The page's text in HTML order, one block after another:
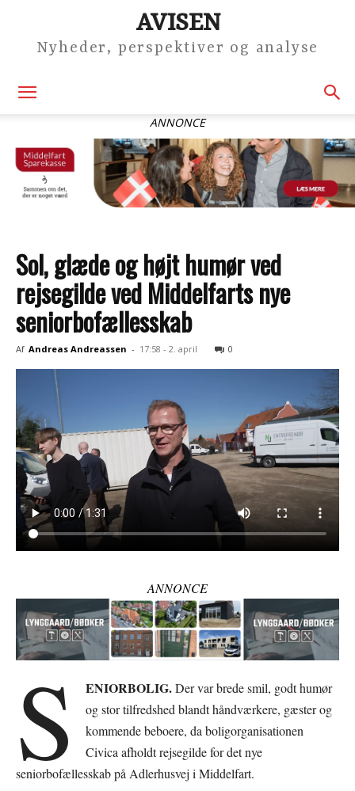
AVISEN
Nyheder, perspektiver og analyse
ANNONCE
Sol, glæde og højt humør ved
rejsegilde ved Middelfarts nye
seniorbofællesskab
Af Andreas Andreassen - 17:58 - 2. april 0
ANNONCE
S ENIORBOLIG.Der var brede smil, godt humør
og stor tilfredshed blandt håndværkere, gæster og
kommende beboere, da boligorganisationen
Civica afholdt rejsegilde for det nye
seniorbofællesskab på Adlerhusvej i Middelfart.